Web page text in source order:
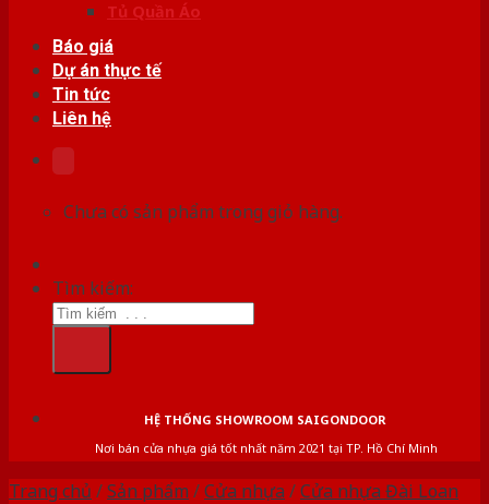
Tủ Quần Áo
Báo giá
Dự án thực tế
Tin tức
Liên hệ
Chưa có sản phẩm trong giỏ hàng.
Tìm kiếm:
HỆ THỐNG SHOWROOM SAIGONDOOR
Nơi bán cửa nhựa giá tốt nhất năm 2021 tại TP. Hồ Chí Minh
Trang chủ /Sản phẩm /Cửa nhựa /Cửa nhựa Đài Loan